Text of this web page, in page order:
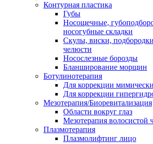
Контурная пластика
Губы
Носощечные,
носогубные складки
Скулы, виски,
челюсти
Носослезные борозды
Бланширование морщин
Ботулинотерапия
Для коррекции
Для коррекции
Мезотерапия/Биоревитализация
Области вокруг глаз
Мезотерапия волосистой
Плазмотерапия
Плазмолифтинг лицо